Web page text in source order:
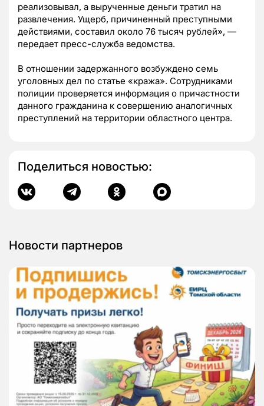
реализовывал, а вырученные деньги тратил на
развлечения. Ущерб, причиненный преступными
действиями, составил около 76 тысяч рублей», —
передает пресс-служба ведомства.
В отношении задержанного возбуждено семь
уголовных дел по статье «кража». Сотрудниками
полиции проверяется информация о причастности
данного гражданина к совершению аналогичных
преступлений на территории областного центра.
Поделиться новостью:
Новости партнеров